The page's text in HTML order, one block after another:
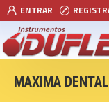
ENTRAR
MAXIMA